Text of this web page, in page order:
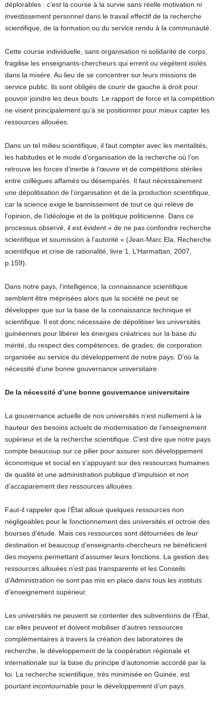
déplorables : c’est la course à la survie sans réelle motivation ni
investissement personnel dans le travail effectif de la recherche
scientifique, de la formation ou du service rendu à la communauté.
Cette course individuelle, sans organisation ni solidarité de corps,
fragilise les enseignants-chercheurs qui errent ou végètent isolés
dans la misère. Au lieu de se concentrer sur leurs missions de
service public, ils sont obligés de courir de gauche à droit pour
pouvoir joindre les deux bouts. Le rapport de force et la compétition
ne visent principalement qu’à se positionner pour mieux capter les
ressources allouées.
Dans un tel milieu scientifique, il faut compter avec les mentalités,
les habitudes et le mode d’organisation de la recherche où l’on
retrouve les forces d’inertie à l’œuvre et de compétitions stériles
entre collègues affamés ou désemparés. Il faut nécessairement
une dépolitisation de l’organisation et de la production scientifique,
car la science exige le bannissement de tout ce qui relève de
l’opinion, de l’idéologie et de la politique politicienne. Dans ce
processus observé, il est évident « de ne pas confondre recherche
scientifique et soumission à l’autorité » (Jean-Marc Ela, Recherche
scientifique et crise de rationalité, livre 1, L’Harmattan, 2007,
p.159).
Dans notre pays, l’intelligence, la connaissance scientifique
semblent être méprisées alors que la société ne peut se
développer que sur la base de la connaissance technique et
scientifique. Il est donc nécessaire de dépolitiser les universités
guinéennes pour libérer les énergies créatrices sur la base du
mérité, du respect des compétences, de grades, de corporation
organisée au service du développement de notre pays. D’où la
nécessité d’une bonne gouvernance universitaire.
De la nécessité d’une bonne gouvernance universitaire
La gouvernance actuelle de nos universités n’est nullement à la
hauteur des besoins actuels de modernisation de l’enseignement
supérieur et de la recherche scientifique. C’est dire que notre pays
compte beaucoup sur ce pilier pour assurer son développement
économique et social en s’appuyant sur des ressources humaines
de qualité et une administration publique d’impulsion et non
d’accaparement des ressources allouées.
Faut-il rappeler que l’État alloue quelques ressources non
négligeables pour le fonctionnement des universités et octroie des
bourses d’étude. Mais ces ressources sont détournées de leur
destination et beaucoup d’enseignants-chercheurs ne bénéficient
des moyens permettant d’assumer leurs fonctions. La gestion des
ressources allouées n’est pas transparente et les Conseils
d’Administration ne sont pas mis en place dans tous les instituts
d’enseignement supérieur.
Les universités ne peuvent se contenter des subventions de l’État,
car elles peuvent et doivent mobiliser d’autres ressources
complémentaires à travers la création des laboratoires de
recherche, le développement de la coopération régionale et
internationale sur la base du principe d’autonomie accordé par la
loi. La recherche scientifique, très minimisée en Guinée, est
pourtant incontournable pour le développement d’un pays.